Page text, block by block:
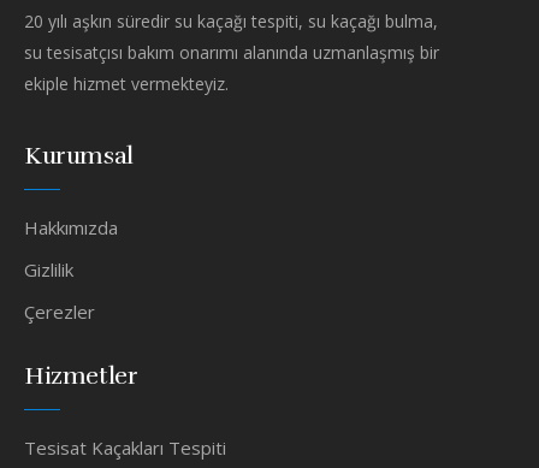
20 yılı aşkın süredir su kaçağı tespiti, su kaçağı bulma,
su tesisatçısı bakım onarımı alanında uzmanlaşmış bir
ekiple hizmet vermekteyiz.
Kurumsal
Hakkımızda
Gizlilik
Çerezler
Hizmetler
Tesisat Kaçakları Tespiti